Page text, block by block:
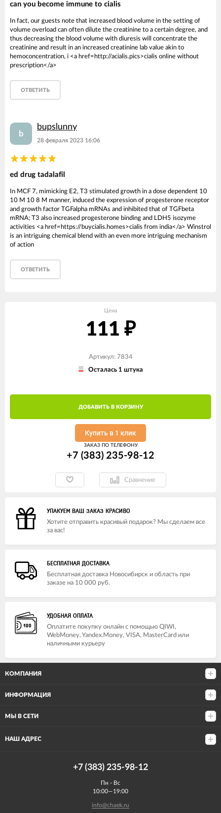
can you become immune to cialis
In fact, our guests note that increased blood volume in the setting of
volume overload can often dilute the creatinine to a certain degree, and
thus decreasing the blood volume with diuresis will concentrate the
creatinine and result in an increased creatinine lab value akin to
hemoconcentration, i <a href=http://acialis.pics>cialis online without
prescription</a>
ОТВЕТИТЬ
b
bupslunny
28 февраля 2023 16:06
ed drug tadalafil
In MCF 7, mimicking E2, T3 stimulated growth in a dose dependent 10
10 M 10 8 M manner, induced the expression of progesterone receptor
and growth factor TGFalpha mRNAs and inhibited that of TGFbeta
mRNA; T3 also increased progesterone binding and LDH5 isozyme
activities <a href=https://buycialis.homes>cialis from india</a> Winstrol
is an intriguing chemical blend with an even more intriguing mechanism
of action
ОТВЕТИТЬ
Цена
111 ₽
Артикул: 7834
Осталась 1 штука
ДОБАВИТЬ В КОРЗИНУ
Купить в 1 клик
ЗАКАЗ ПО ТЕЛЕФОНУ
+7 (383) 235-98-12
Сравнение
УПАКУЕМ ВАШ ЗАКАЗ КРАСИВО
Хотите отправить красивый подарок? Мы сделаем все
за вас!
БЕСПЛАТНАЯ ДОСТАВКА
Бесплатная доставка Новосибирск и область при
заказе на 10 000 руб.
УДОБНАЯ ОПЛАТА
Оплатите покупку онлайн с помощью QIWI,
WebMoney, Yandex.Money, VISA, MasterCard или
наличными курьеру
КОМПАНИЯ
ИНФОРМАЦИЯ
МЫ В СЕТИ
НАШ АДРЕС
+7 (383) 235-98-12
Пн - Вс
10:00—19:00
info@chaek.ru